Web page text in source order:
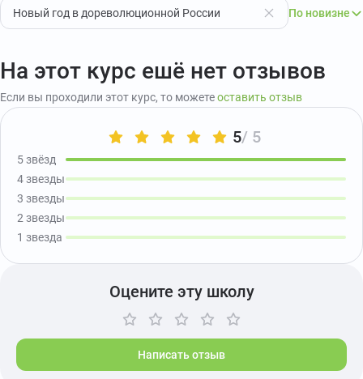
Новый год в дореволюционной России По новизне
На этот курс ешё нет отзывов
Если вы проходили этот курс, то можетеоставить отзыв
5/ 5
5 звёзд
4 звезды
3 звезды
2 звезды
1 звезда
Оцените эту школу
Написать отзыв